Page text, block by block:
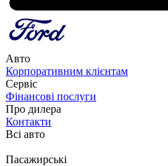
Авто
Корпоративним клієнтам
Сервіс
Фінансові послуги
Про дилера
Контакти
Всі авто
Пасажирські